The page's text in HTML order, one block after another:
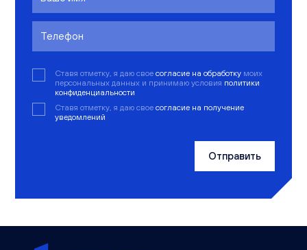
Ставя отметку, я даю свое согласие на обработку моих
персональных данных и принимаю условия политики
конфиденциальности
Ставя отметку, я даю свое согласие на получение
уведомлений
Отправить